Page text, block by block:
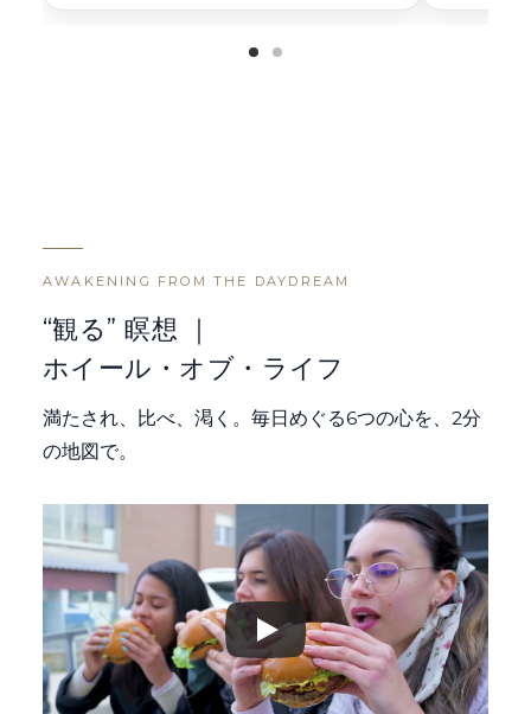
AWAKENING FROM THE DAYDREAM
“観る” 瞑想 ｜
ホイール・オブ・ライフ
満たされ、比べ、渇く。毎日めぐる6つの心を、2分
の地図で。